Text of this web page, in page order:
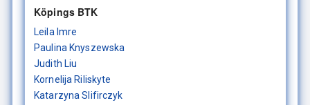
Köpings BTK
Leila Imre
Paulina Knyszewska
Judith Liu
Kornelija Riliskyte
Katarzyna Slifirczyk